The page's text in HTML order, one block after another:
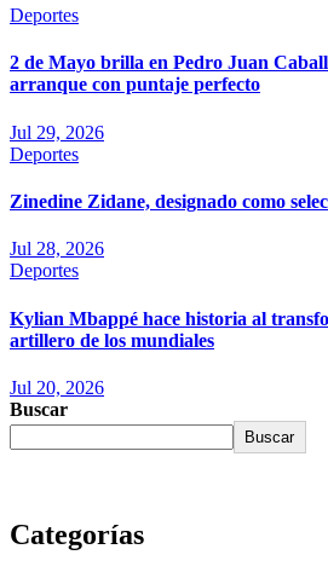
Deportes
2 de Mayo brilla en Pedro Juan
arranque con puntaje perfecto
Jul 29, 2026
Deportes
Zinedine Zidane, designado como
Jul 28, 2026
Deportes
Kylian Mbappé hace historia al
artillero de los mundiales
Jul 20, 2026
Buscar
Buscar
Categorías